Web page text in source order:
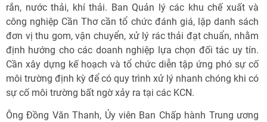
rắn, nước thải, khí thải. Ban Quản lý các khu chế xuất và
công nghiệp Cần Thơ cần tổ chức đánh giá, lập danh sách
đơn vị thu gom, vận chuyển, xử lý rác thải đạt chuẩn, nhằm
định hướng cho các doanh nghiệp lựa chọn đối tác uy tín.
Cần xây dựng kế hoạch và tổ chức diễn tập ứng phó sự cố
môi trường định kỳ để có quy trình xử lý nhanh chóng khi có
sự cố môi trường bất ngờ xảy ra tại các KCN.
Ông Đồng Văn Thanh, Ủy viên Ban Chấp hành Trung ương